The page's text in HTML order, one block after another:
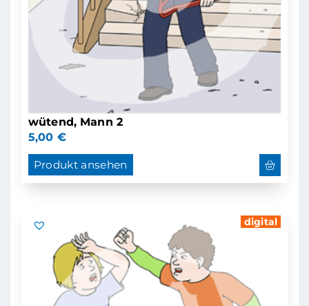
wütend, Mann 2
5,00 €
Produkt ansehen
digital